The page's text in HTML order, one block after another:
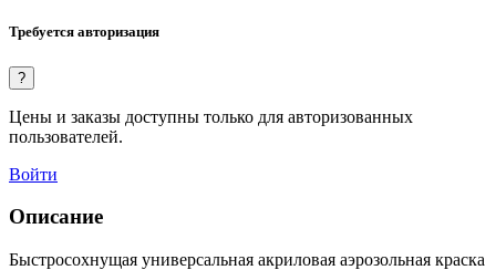
Требуется авторизация
?
Цены и заказы доступны только для авторизованных
пользователей.
Войти
Описание
Быстросохнущая универсальная акриловая аэрозольная краска